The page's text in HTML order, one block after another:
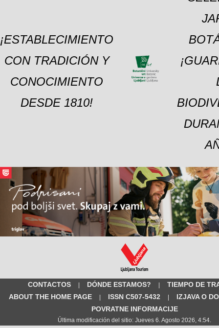
¡ESTABLECIMIENTO
CON TRADICIÓN Y
CONOCIMIENTO
DESDE 1810!
CONTACTOS | DÓNDE ESTAMOS? |
TIEMPO DE
ABOUT THE HOME PAGE
| ISSN C507-5432 |
IZJAVA O
POVRATNE INFORMACIJE
Última modificación del sitio: Jueves 6. Agosto 2026, 4:54.